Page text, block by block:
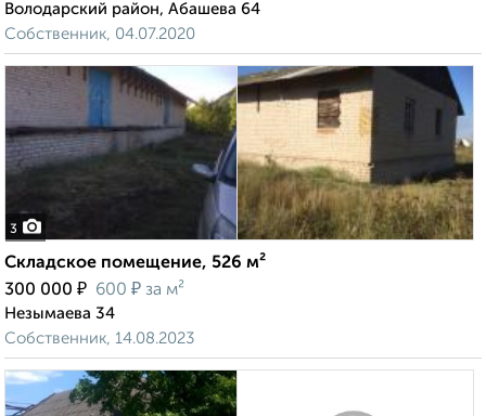
Володарский район, Абашева 64
Собственник, 04.07.2020
3
Складское помещение, 526 м²
300 000 ₽ 600 ₽ за м²
Незымаева 34
Собственник, 14.08.2023